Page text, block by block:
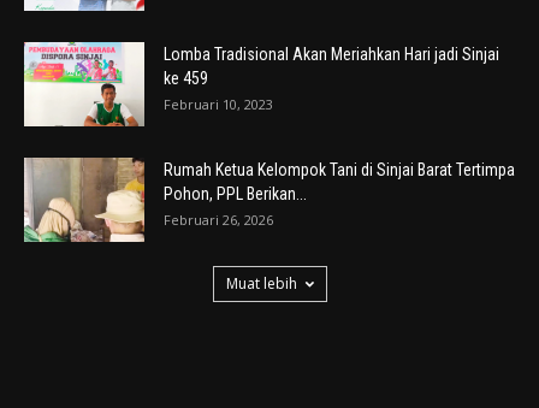
Lomba Tradisional Akan Meriahkan Hari jadi Sinjai
ke 459
Februari 10, 2023
Rumah Ketua Kelompok Tani di Sinjai Barat Tertimpa
Pohon, PPL Berikan...
Februari 26, 2026
Muat lebih